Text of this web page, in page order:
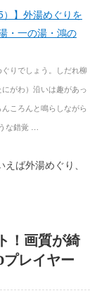
）】外湯めぐりを
・一の湯・鴻の
りでしょう。しだれ柳
がわ）沿いは趣があっ
ころんと鳴らしながら
な錯覚 …
ば外湯めぐり、
！画質が綺
プレイヤー